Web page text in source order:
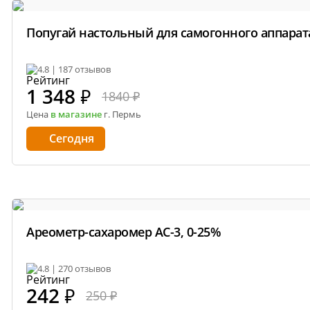
Попугай настольный для самогонного
4.8 | 187 отзывов
1 348 ₽ 1840 ₽
Цена в магазине г. Пермь
Сегодня
Ареометр-сахаромер АС-3, 0-25%
4.8 | 270 отзывов
242 ₽ 250 ₽